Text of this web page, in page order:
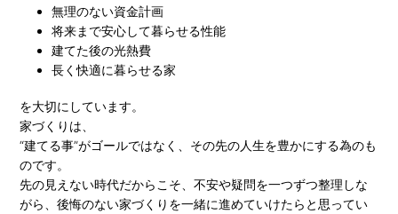
無理のない資金計画
将来まで安心して暮らせる性能
建てた後の光熱費
長く快適に暮らせる家
を大切にしています。
家づくりは、
“建てる事”がゴールではなく、その先の人生を豊かにする為のも
のです。
先の見えない時代だからこそ、不安や疑問を一つずつ整理しな
がら、後悔のない家づくりを一緒に進めていけたらと思ってい